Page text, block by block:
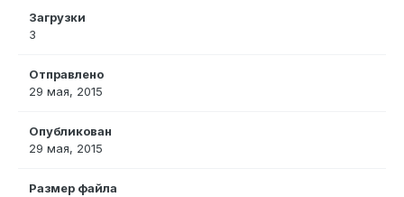
Загрузки
3
Отправлено
29 мая, 2015
Опубликован
29 мая, 2015
Размер файла